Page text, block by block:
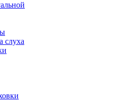
слуха